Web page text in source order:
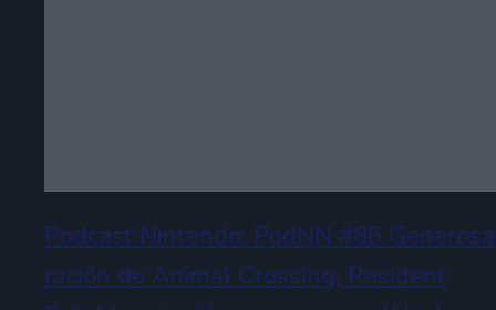
Podcast Nintendo: PodNN #86 Generosa
ración de Animal Crossing, Resident